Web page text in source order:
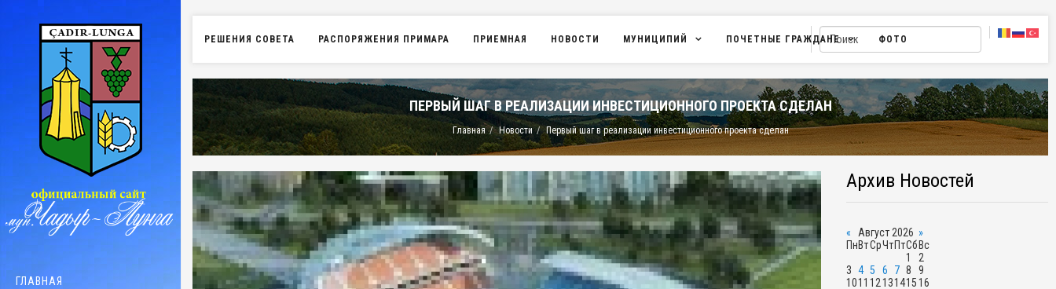
ГЛАВНАЯ
РЕШЕНИЯ СОВЕТА РАСПОРЯЖЕНИЯ ПРИМАРА ПРИЕМНАЯ НОВОСТИ МУНИЦИПИЙ ПОЧЕТНЫЕ ГРАЖДАНЕ ФОТО
ПЕРВЫЙ ШАГ В РЕАЛИЗАЦИИ ИНВЕСТИЦИОННОГО ПРОЕКТА СДЕЛАН
Главная Новости Первый шаг в реализации инвестиционного проекта сделан
Архив Новостей
« Август 2026 »
ПнВтСрЧт ПтСб Вс
1
2
3 4 5 6 7 8
9
1011 1213141516